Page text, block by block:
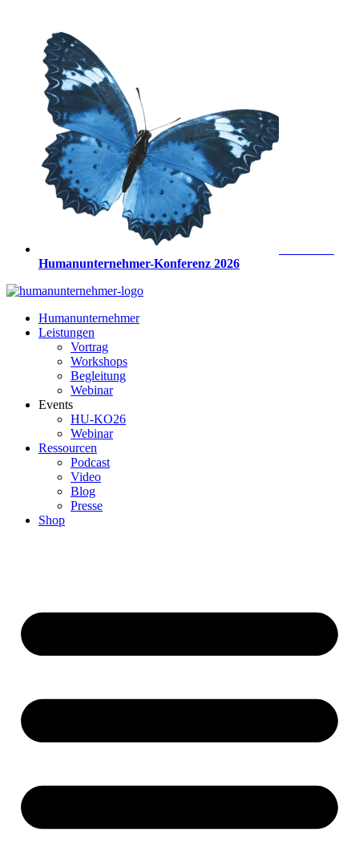
springen
Humanunternehmer-Konferenz 2026
Humanunternehmer
Leistungen
Vortrag
Workshops
Begleitung
Webinar
Events
HU-KO26
Webinar
Ressourcen
Podcast
Video
Blog
Presse
Shop